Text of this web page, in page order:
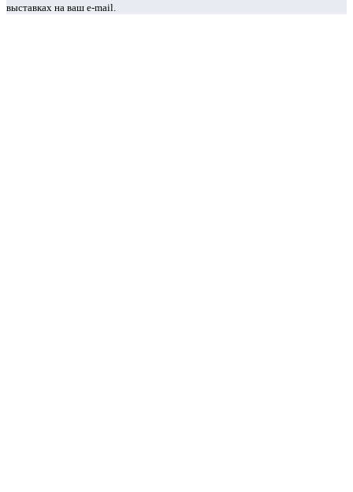
выставках на ваш e-mail.